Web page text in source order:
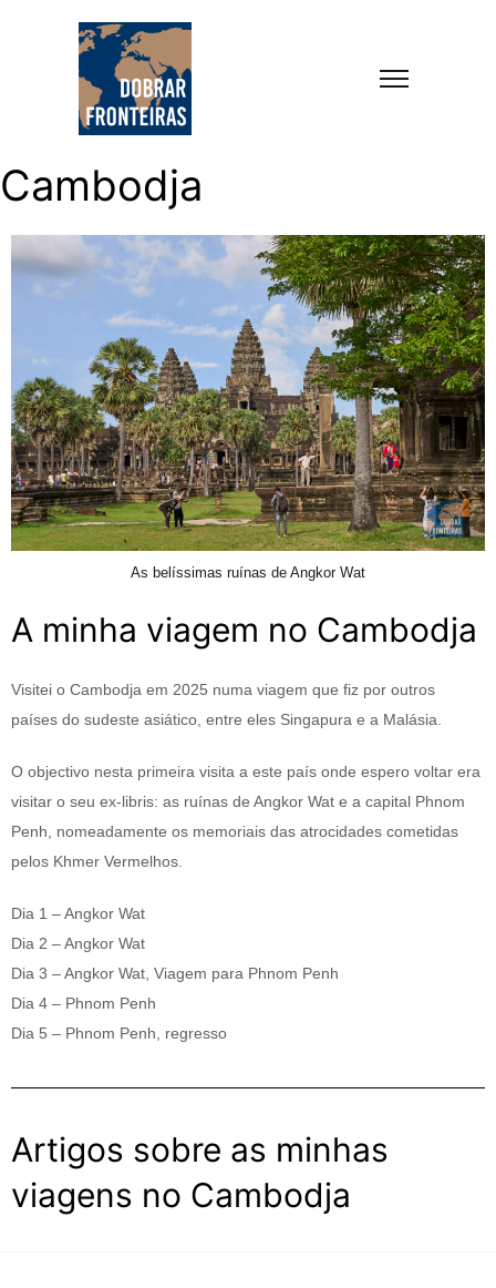
Cambodja
As belíssimas ruínas de Angkor Wat
A minha viagem no Cambodja
Visitei o Cambodja em 2025 numa viagem que fiz por outros
países do sudeste asiático, entre eles Singapura e a Malásia.
O objectivo nesta primeira visita a este país onde espero voltar era
visitar o seu ex-libris: as ruínas de Angkor Wat e a capital Phnom
Penh, nomeadamente os memoriais das atrocidades cometidas
pelos Khmer Vermelhos.
Dia 1 – Angkor Wat
Dia 2 – Angkor Wat
Dia 3 – Angkor Wat, Viagem para Phnom Penh
Dia 4 – Phnom Penh
Dia 5 – Phnom Penh, regresso
Artigos sobre as minhas
viagens no Cambodja